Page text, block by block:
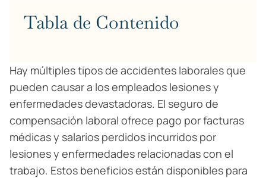
Tabla de Contenido
Hay múltiples tipos de accidentes laborales que
pueden causar a los empleados lesiones y
enfermedades devastadoras. El seguro de
compensación laboral ofrece pago por facturas
médicas y salarios perdidos incurridos por
lesiones y enfermedades relacionadas con el
trabajo. Estos beneficios están disponibles para